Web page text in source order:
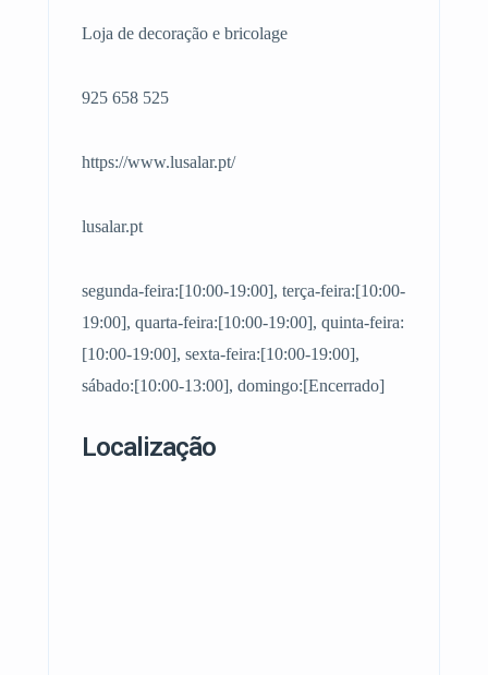
Loja de decoração e bricolage
925 658 525
https://www.lusalar.pt/
lusalar.pt
segunda-feira:[10:00-19:00], terça-feira:[10:00-
19:00], quarta-feira:[10:00-19:00], quinta-feira:
[10:00-19:00], sexta-feira:[10:00-19:00],
sábado:[10:00-13:00], domingo:[Encerrado]
Localização